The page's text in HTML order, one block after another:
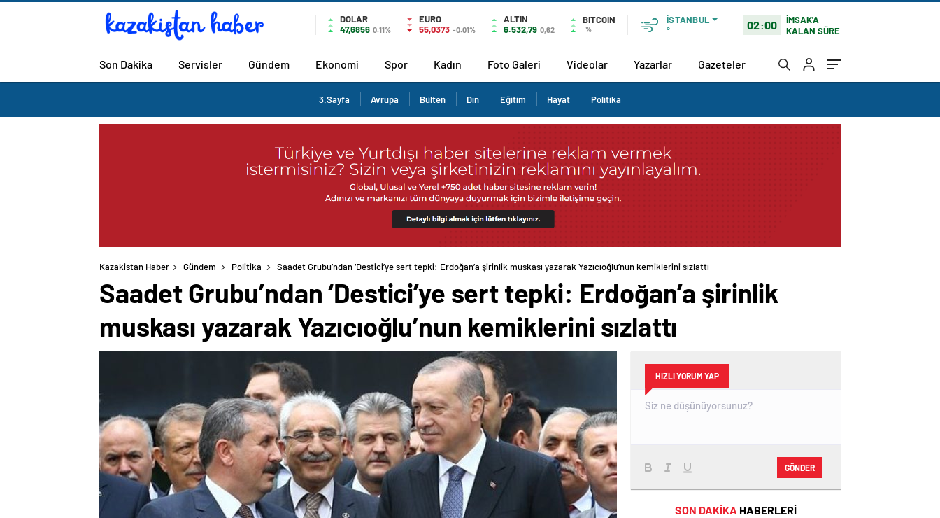
DOLAR
47,6856 0.11%
EURO
55,0373 -0.01%
ALTIN
6.532,79 0,62
BITCOIN
%
İSTANBUL
°
02:00
İMSAK'A
KALAN SÜRE
Son Dakika Servisler Gündem Ekonomi Spor Kadın Foto Galeri Videolar Yazarlar Gazeteler
3.Sayfa Avrupa Bülten Din Eğitim Hayat Politika
Kazakistan Haber Gündem Politika Saadet Grubu’ndan ‘Destici’ye sert tepki: Erdoğan’a şirinlik muskası yazarak Yazıcıoğlu’nun kemiklerini sızlattı
Saadet Grubu’ndan ‘Destici’ye sert tepki: Erdoğan’a şirinlik
muskası yazarak Yazıcıoğlu’nun kemiklerini sızlattı
HIZLI YORUM YAP
GÖNDER
SON DAKİKA HABERLERİ